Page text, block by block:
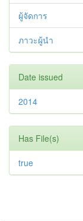
ผู้จัดการ
ภาวะผู้นำ
Date issued
2014
Has File(s)
true